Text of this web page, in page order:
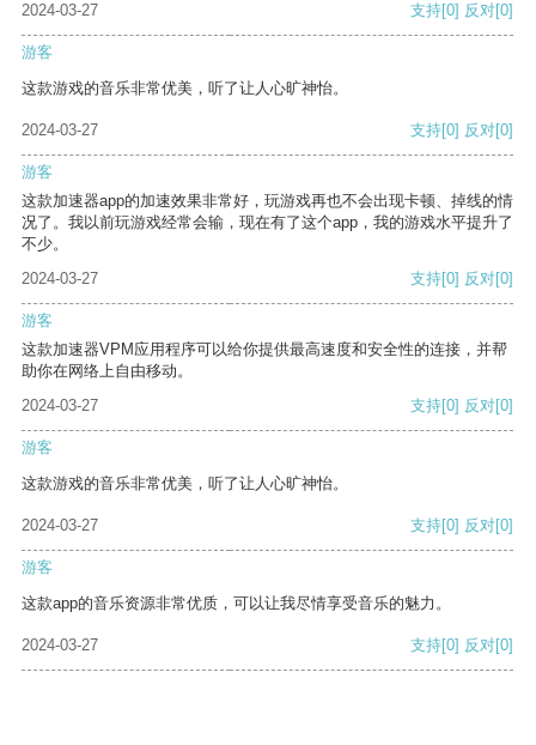
2024-03-27
支持[0] 反对[0]
游客
这款游戏的音乐非常优美，听了让人心旷神怡。
2024-03-27 支持[0] 反对[0]
游客
这款加速器app的加速效果非常好，玩游戏再也不会出现卡顿、掉线的情
况了。我以前玩游戏经常会输，现在有了这个app，我的游戏水平提升了
不少。
2024-03-27
支持[0] 反对[0]
游客
这款加速器VPM应用程序可以给你提供最高速度和安全性的连接，并帮
助你在网络上自由移动。
2024-03-27
支持[0] 反对[0]
游客
这款游戏的音乐非常优美，听了让人心旷神怡。
2024-03-27 支持[0] 反对[0]
游客
这款app的音乐资源非常优质，可以让我尽情享受音乐的魅力。
2024-03-27 支持[0] 反对[0]